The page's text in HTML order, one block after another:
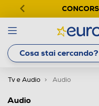
Tv e Audio Audio
Audio